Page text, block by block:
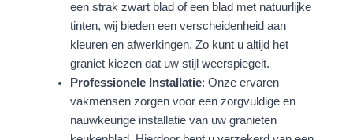
een strak zwart blad of een blad met natuurlijke
tinten, wij bieden een verscheidenheid aan
kleuren en afwerkingen. Zo kunt u altijd het
graniet kiezen dat uw stijl weerspiegelt.
Professionele Installatie: Onze ervaren
vakmensen zorgen voor een zorgvuldige en
nauwkeurige installatie van uw granieten